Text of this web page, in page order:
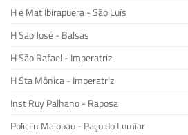
H e Mat Ibirapuera - São Luís
H São José - Balsas
H São Rafael - Imperatriz
H Sta Mônica - Imperatriz
Inst Ruy Palhano - Raposa
Policlín Maiobão - Paço do Lumiar